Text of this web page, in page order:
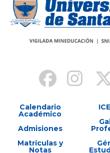
Calendario
Académico
Admisiones
Matrículas y
Notas